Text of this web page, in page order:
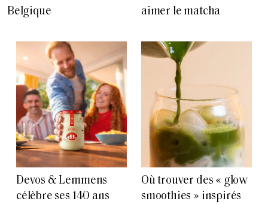
Belgique
aimer le matcha
Devos & Lemmens
célèbre ses 140 ans
Où trouver des « glow
smoothies » inspirés